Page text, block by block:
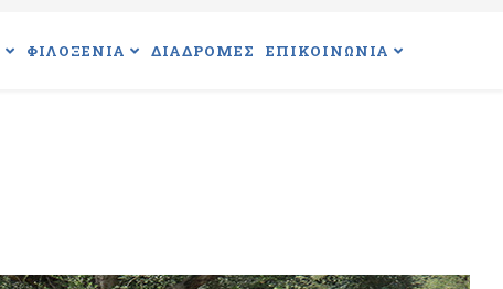
ΦΙΛΟΞΕΝΙΑ ΔΙΑΔΡΟΜΕΣ ΕΠΙΚΟΙΝΩΝΙΑ